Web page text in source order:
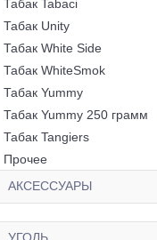
Табак Tabaci
Табак Unity
Табак White Side
Табак WhiteSmok
Табак Yummy
Табак Yummy 250 грамм
Табак Tangiers
Прочее
АКСЕССУАРЫ
УГОЛЬ
Табак 420 Light
Клубничный Мильфей -
250 грамм